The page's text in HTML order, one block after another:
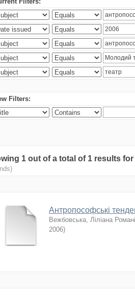
Filters:
1 out of a total of 1 results
Антропософські
Вежбовська, Ліліана
2006)